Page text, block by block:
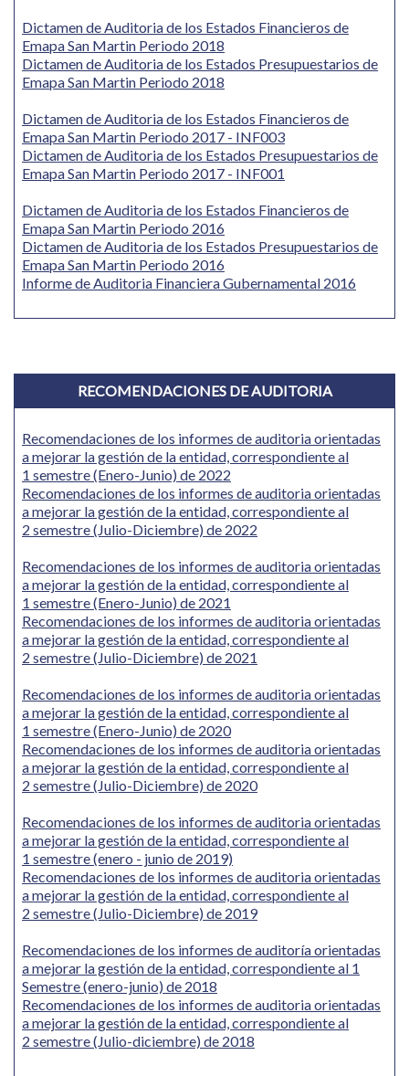
Dictamen de Auditoria de los Estados Financieros de
Emapa San Martin Periodo 2018
Dictamen de Auditoria de los Estados Presupuestarios de
Emapa San Martin Periodo 2018
Dictamen de Auditoria de los Estados Financieros de
Emapa San Martin Periodo 2017 - INF003
Dictamen de Auditoria de los Estados Presupuestarios de
Emapa San Martin Periodo 2017 - INF001
Dictamen de Auditoria de los Estados Financieros de
Emapa San Martin Periodo 2016
Dictamen de Auditoria de los Estados Presupuestarios de
Emapa San Martin Periodo 2016
Informe de Auditoria Financiera Gubernamental 2016
RECOMENDACIONES DE AUDITORIA
Recomendaciones de los informes de auditoria orientadas
a mejorar la gestión de la entidad, correspondiente al
1 semestre (Enero-Junio) de 2022
Recomendaciones de los informes de auditoria orientadas
a mejorar la gestión de la entidad, correspondiente al
2 semestre (Julio-Diciembre) de 2022
Recomendaciones de los informes de auditoria orientadas
a mejorar la gestión de la entidad, correspondiente al
1 semestre (Enero-Junio) de 2021
Recomendaciones de los informes de auditoria orientadas
a mejorar la gestión de la entidad, correspondiente al
2 semestre (Julio-Diciembre) de 2021
Recomendaciones de los informes de auditoria orientadas
a mejorar la gestión de la entidad, correspondiente al
1 semestre (Enero-Junio) de 2020
Recomendaciones de los informes de auditoria orientadas
a mejorar la gestión de la entidad, correspondiente al
2 semestre (Julio-Diciembre) de 2020
Recomendaciones de los informes de auditoria orientadas
a mejorar la gestión de la entidad, correspondiente al
1 semestre (enero - junio de 2019)
Recomendaciones de los informes de auditoria orientadas
a mejorar la gestión de la entidad, correspondiente al
2 semestre (Julio-Diciembre) de 2019
Recomendaciones de los informes de auditoría orientadas
a mejorar la gestión de la entidad, correspondiente al 1
Semestre (enero-junio) de 2018
Recomendaciones de los informes de auditoria orientadas
a mejorar la gestión de la entidad, correspondiente al
2 semestre (Julio-diciembre) de 2018